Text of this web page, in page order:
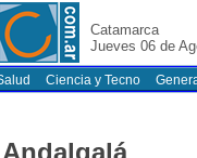
Catamarca
Jueves 06 de
Ciencia y Tecno